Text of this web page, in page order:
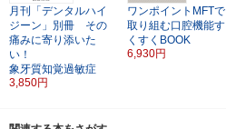
月刊「デンタルハイ
ジーン」別冊 その
痛みに寄り添いた
い！
象牙質知覚過敏症
3,850円
ワンポイントMFTで
取り組む口腔機能す
くすくBOOK
6,930円